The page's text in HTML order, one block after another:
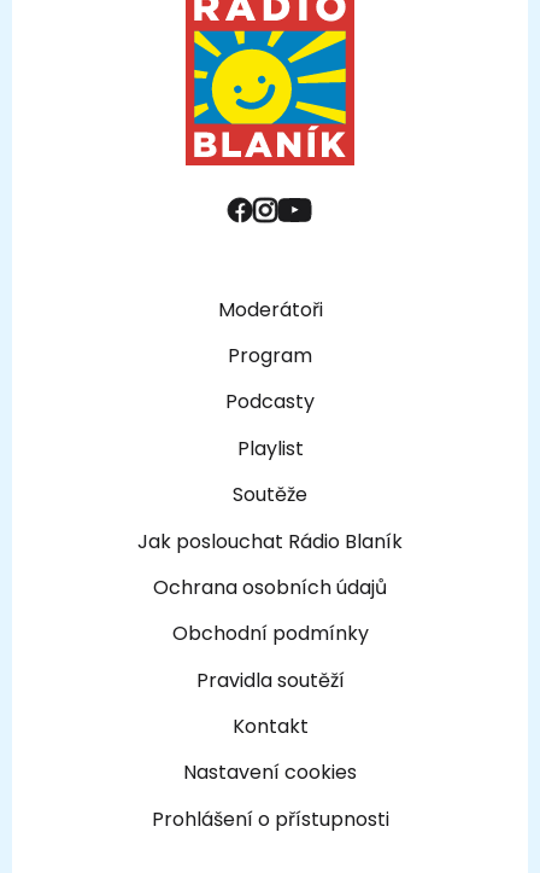
Moderátoři
Program
Podcasty
Playlist
Soutěže
Jak poslouchat Rádio Blaník
Ochrana osobních údajů
Obchodní podmínky
Pravidla soutěží
Kontakt
Nastavení cookies
Prohlášení o přístupnosti